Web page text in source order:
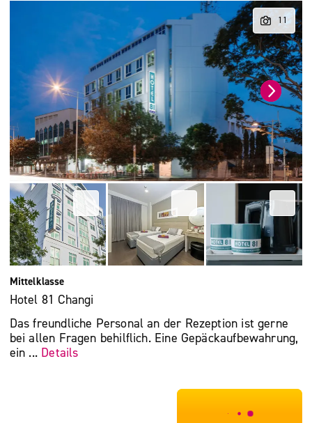
Mittelklasse
Hotel 81 Changi
Das freundliche Personal an der Rezeption ist gerne
bei allen Fragen behilflich. Eine Gepäckaufbewahrung,
ein ... Details
***************